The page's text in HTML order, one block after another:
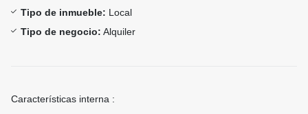
Tipo de inmueble: Local
Tipo de negocio: Alquiler
Características interna :